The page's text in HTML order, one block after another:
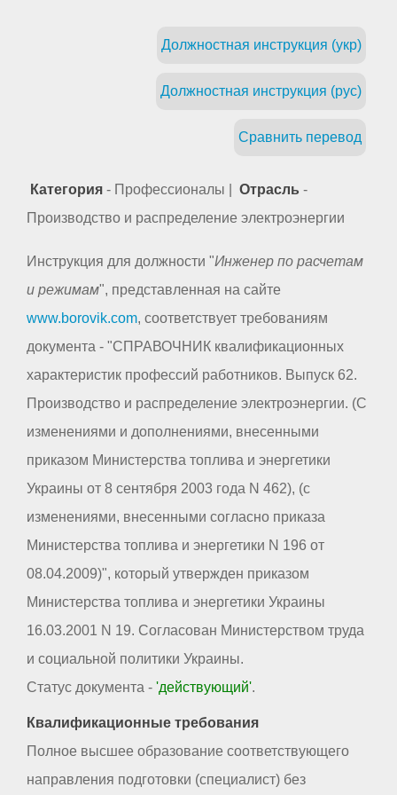
Должностная инструкция (укр)
Должностная инструкция (рус)
Сравнить перевод
Категория - Профессионалы | Отрасль -
Производство и распределение электроэнергии
Инструкция для должности "Инженер по расчетам
и режимам", представленная на сайте
www.borovik.com, соответствует требованиям
документа - "СПРАВОЧНИК квалификационных
характеристик профессий работников. Выпуск 62.
Производство и распределение электроэнергии. (С
изменениями и дополнениями, внесенными
приказом Министерства топлива и энергетики
Украины от 8 сентября 2003 года N 462), (с
изменениями, внесенными согласно приказа
Министерства топлива и энергетики N 196 от
08.04.2009)", который утвержден приказом
Министерства топлива и энергетики Украины
16.03.2001 N 19. Согласован Министерством труда
и социальной политики Украины.
Статус документа - 'действующий'.
Квалификационные требования
Полное высшее образование соответствующего
направления подготовки (специалист) без